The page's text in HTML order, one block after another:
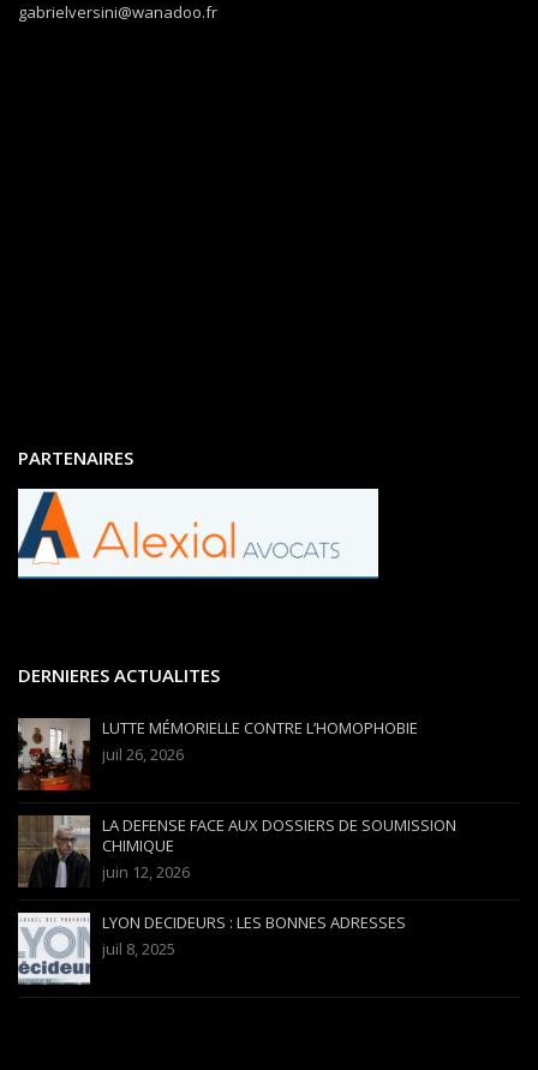
gabrielversini@wanadoo.fr
PARTENAIRES
DERNIERES ACTUALITES
LUTTE MÉMORIELLE CONTRE L’HOMOPHOBIE
juil 26, 2026
LA DEFENSE FACE AUX DOSSIERS DE SOUMISSION
CHIMIQUE
juin 12, 2026
LYON DECIDEURS : LES BONNES ADRESSES
juil 8, 2025